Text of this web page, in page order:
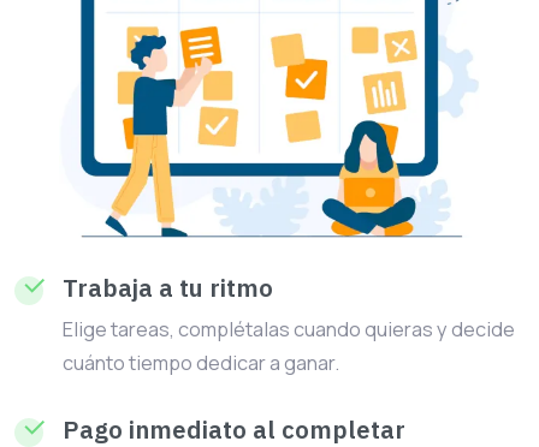
Trabaja a tu ritmo
Elige tareas, complétalas cuando quieras y decide
cuánto tiempo dedicar a ganar.
Pago inmediato al completar